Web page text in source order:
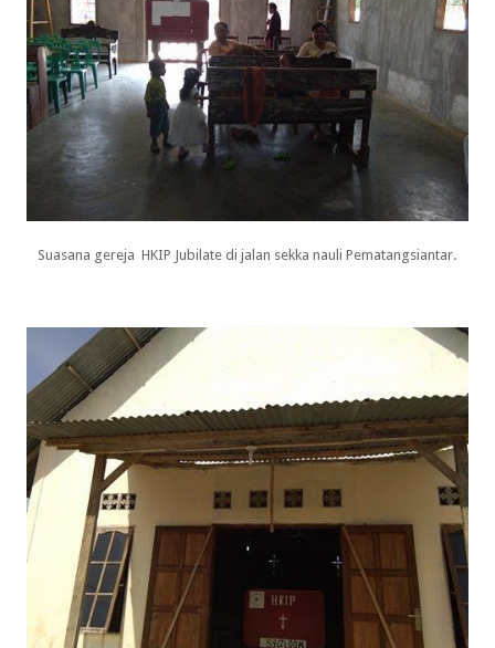
Suasana gereja HKIP Jubilate di jalan sekka nauli Pematangsiantar.